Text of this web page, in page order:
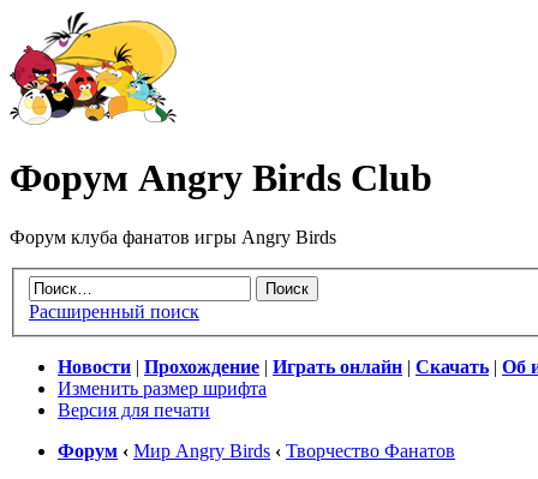
Форум Angry Birds Club
Форум клуба фанатов игры Angry Birds
Расширенный поиск
Новости Прохождение Играть онлайн Скачать
Об
Изменить размер шрифта
Версия для печати
Форум ‹ Мир Angry Birds ‹ Творчество Фанатов